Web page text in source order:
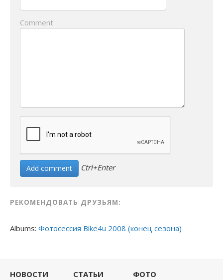
Comment
Ctrl+Enter
РЕКОМЕНДОВАТЬ ДРУЗЬЯМ:
Albums: Фотосессия Bike4u 2008 (конец сезона)
НОВОСТИ
СТАТЬИ
ФОТО